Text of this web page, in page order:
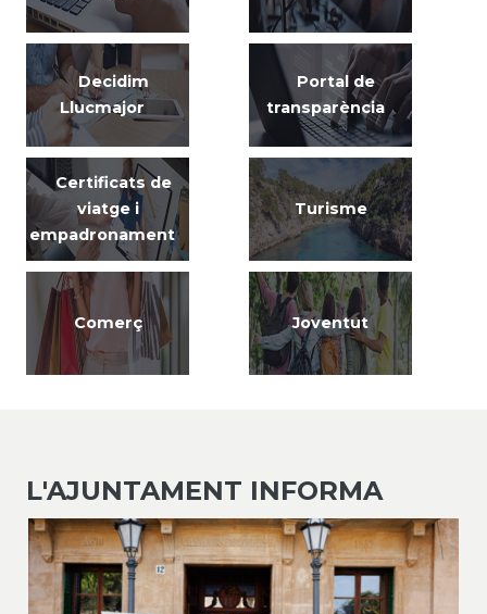
Decidim
Llucmajor
Portal de
transparència
Certificats de
viatge i
empadronament
Turisme
Comerç Joventut
L'AJUNTAMENT INFORMA